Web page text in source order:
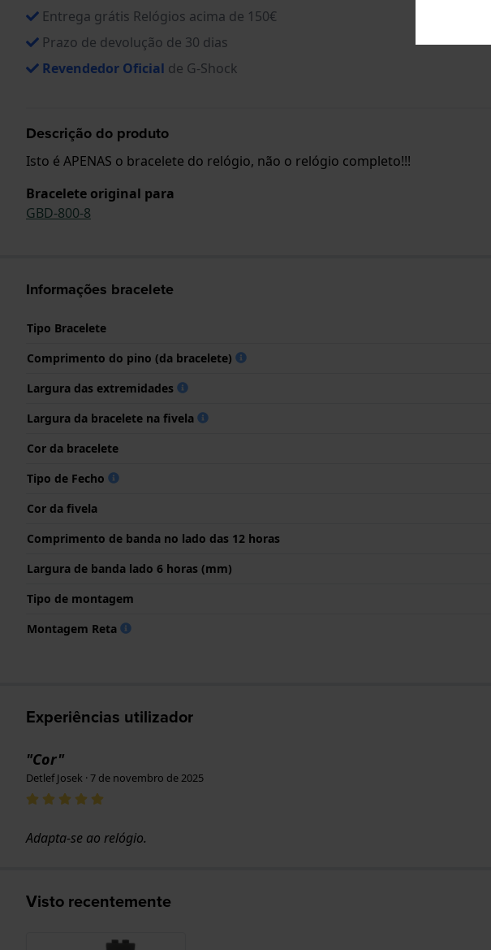
Entrega grátis Relógios acima de 150€
Prazo de devolução de 30 dias
Revendedor Oficial de G-Shock
Descrição do produto
Isto é APENAS o bracelete do relógio, não o relógio completo!!!
Bracelete original para
GBD-800-8
Informações bracelete
Tipo Bracelete
Comprimento do pino (da bracelete)
Largura das extremidades
Largura da bracelete na fivela
Cor da bracelete
Tipo de Fecho
Cor da fivela
Comprimento de banda no lado das 12 horas
Largura de banda lado 6 horas (mm)
Tipo de montagem
Montagem Reta
Experiências utilizador
"Cor"
Detlef Josek · 7 de novembro de 2025
Adapta-se ao relógio.
Visto recentemente